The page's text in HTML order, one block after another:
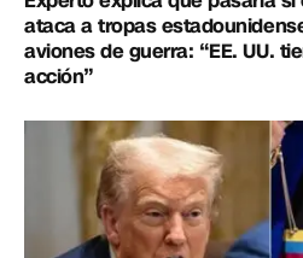
ataca a tropas
aviones de guerra: “EE. UU.
acción”